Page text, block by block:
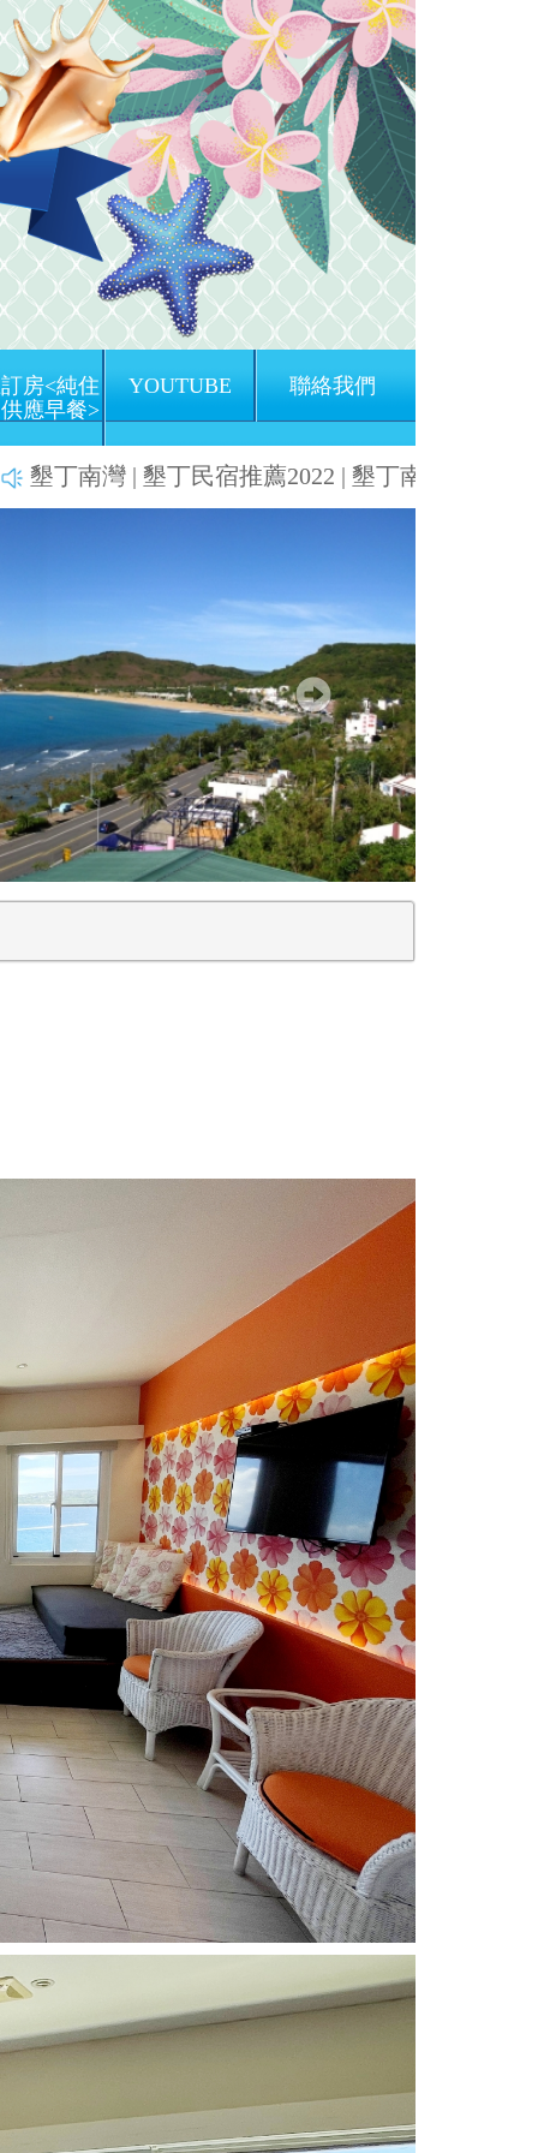
房<純住
應早餐>
YOUTUBE 聯絡我們
灣 | 墾丁民宿推薦2022 | 墾丁南灣渡假飯店 | 墾